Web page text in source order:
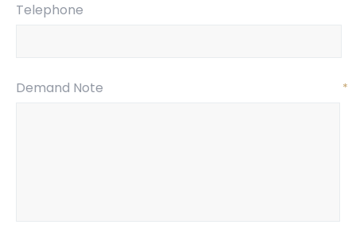
Telephone
Demand Note *